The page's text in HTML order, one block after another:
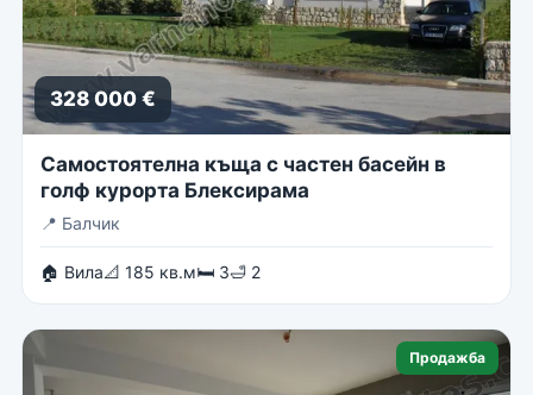
328 000 €
Самостоятелна къща с частен басейн в
голф курорта Блексирама
📍 Балчик
🏠 Вила📐 185 кв.м🛏 3🛁 2
Продажба